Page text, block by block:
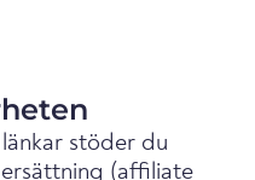
stöder du
(affiliate